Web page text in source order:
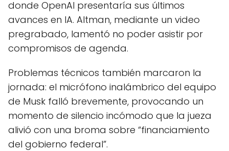
donde OpenAI presentaría sus últimos
avances en IA. Altman, mediante un video
pregrabado, lamentó no poder asistir por
compromisos de agenda.
Problemas técnicos también marcaron la
jornada: el micrófono inalámbrico del equipo
de Musk falló brevemente, provocando un
momento de silencio incómodo que la jueza
alivió con una broma sobre “financiamiento
del gobierno federal”.